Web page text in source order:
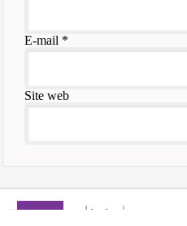
E-mail *
Site web